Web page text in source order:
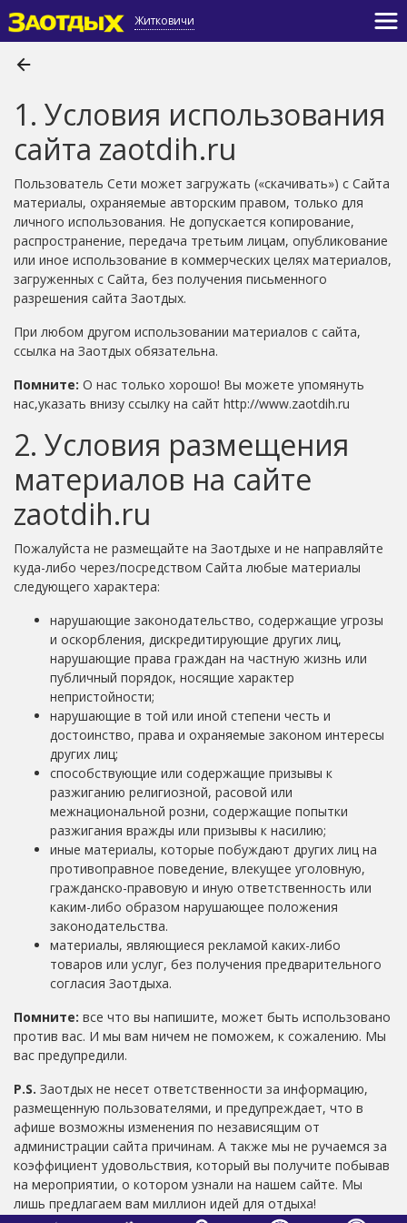
Житковичи
1. Условия использования
сайта zaotdih.ru
Пользователь Сети может загружать («скачивать») с Сайта
материалы, охраняемые авторским правом, только для
личного использования. Не допускается копирование,
распространение, передача третьим лицам, опубликование
или иное использование в коммерческих целях материалов,
загруженных с Сайта, без получения письменного
разрешения сайта Заотдых.
При любом другом использовании материалов с сайта,
ссылка на Заотдых обязательна.
Помните: О нас только хорошо! Вы можете упомянуть
нас,указать внизу cсылку на сайт http://www.zaotdih.ru
2. Условия размещения
материалов на сайте
zaotdih.ru
Пожалуйста не размещайте на Заотдыхе и не направляйте
куда-либо через/посредством Сайта любые материалы
следующего характера:
нарушающие законодательство, содержащие угрозы
и оскорбления, дискредитирующие других лиц,
нарушающие права граждан на частную жизнь или
публичный порядок, носящие характер
непристойности;
нарушающие в той или иной степени честь и
достоинство, права и охраняемые законом интересы
других лиц;
способствующие или содержащие призывы к
разжиганию религиозной, расовой или
межнациональной розни, содержащие попытки
разжигания вражды или призывы к насилию;
иные материалы, которые побуждают других лиц на
противоправное поведение, влекущее уголовную,
гражданско-правовую и иную ответственность или
каким-либо образом нарушающее положения
законодательства.
материалы, являющиеся рекламой каких-либо
товаров или услуг, без получения предварительного
согласия Заотдыха.
Помните: все что вы напишите, может быть использовано
против вас. И мы вам ничем не поможем, к сожалению. Мы
вас предупредили.
P.S. Заотдых не несет ответственности за информацию,
размещенную пользователями, и предупреждает, что в
афише возможны изменения по независящим от
администрации сайта причинам. А также мы не ручаемся за
коэффициент удовольствия, который вы получите побывав
на мероприятии, о котором узнали на нашем сайте. Мы
лишь предлагаем вам миллион идей для отдыха!